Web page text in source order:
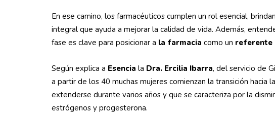
En ese camino, los farmacéuticos cumplen un rol esencial,
integral que ayuda a mejorar la calidad de vida. Además,
fase es clave para posicionar a la farmacia como un referente
Según explica a Esencia la Dra. Ercilia Ibarra, del servicio de
a partir de los 40 muchas mujeres comienzan la transición hacia la
extenderse durante varios años y que se caracteriza por la
estrógenos y progesterona.